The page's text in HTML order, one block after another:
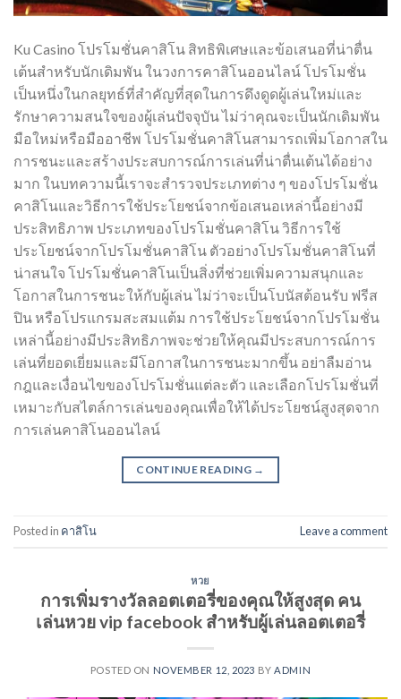
Ku Casino โปรโมชั่นคาสิโน สิทธิพิเศษและข้อเสนอที่น่าตื่น
เต้นสำหรับนักเดิมพัน ในวงการคาสิโนออนไลน์ โปรโมชั่น
เป็นหนึ่งในกลยุทธ์ที่สำคัญที่สุดในการดึงดูดผู้เล่นใหม่และ
รักษาความสนใจของผู้เล่นปัจจุบัน ไม่ว่าคุณจะเป็นนักเดิมพัน
มือใหม่หรือมืออาชีพ โปรโมชั่นคาสิโนสามารถเพิ่มโอกาสใน
การชนะและสร้างประสบการณ์การเล่นที่น่าตื่นเต้นได้อย่าง
มาก ในบทความนี้เราจะสำรวจประเภทต่าง ๆ ของโปรโมชั่น
คาสิโนและวิธีการใช้ประโยชน์จากข้อเสนอเหล่านี้อย่างมี
ประสิทธิภาพ ประเภทของโปรโมชั่นคาสิโน วิธีการใช้
ประโยชน์จากโปรโมชั่นคาสิโน ตัวอย่างโปรโมชั่นคาสิโนที่
น่าสนใจ โปรโมชั่นคาสิโนเป็นสิ่งที่ช่วยเพิ่มความสนุกและ
โอกาสในการชนะให้กับผู้เล่น ไม่ว่าจะเป็นโบนัสต้อนรับ ฟรีส
ปิน หรือโปรแกรมสะสมแต้ม การใช้ประโยชน์จากโปรโมชั่น
เหล่านี้อย่างมีประสิทธิภาพจะช่วยให้คุณมีประสบการณ์การ
เล่นที่ยอดเยี่ยมและมีโอกาสในการชนะมากขึ้น อย่าลืมอ่าน
กฎและเงื่อนไขของโปรโมชั่นแต่ละตัว และเลือกโปรโมชั่นที่
เหมาะกับสไตล์การเล่นของคุณเพื่อให้ได้ประโยชน์สูงสุดจาก
การเล่นคาสิโนออนไลน์
CONTINUE READING →
Posted in คาสิโน Leave a comment
หวย
การเพิ่มรางวัลลอตเตอรี่ของคุณให้สูงสุด คน
เล่นหวย vip facebook สำหรับผู้เล่นลอตเตอรี่
POSTED ON NOVEMBER 12, 2023 BYADMIN